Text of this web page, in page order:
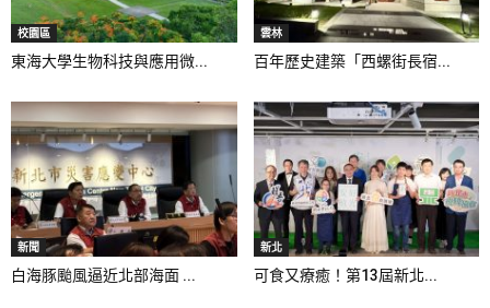
校園區
東海大學生物科技與應用微...
雲林
百年歷史建築「西螺街長宿...
新聞
白海豚颱風逼近北部海面 ...
新北
可食又療癒！第13屆新北...